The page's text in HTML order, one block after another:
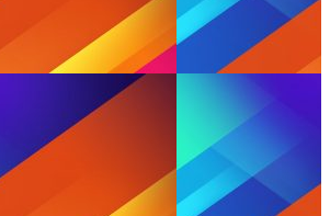
email Anda